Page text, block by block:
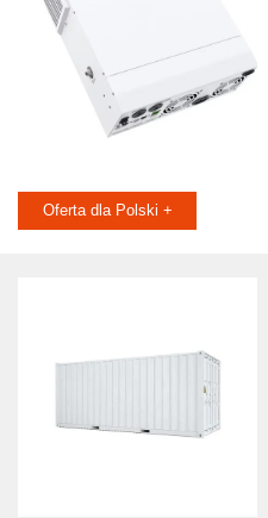
Oferta dla Polski +